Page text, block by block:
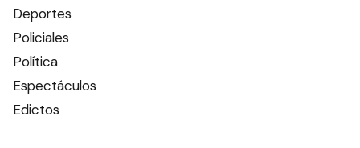
Deportes
Policiales
Política
Espectáculos
Edictos